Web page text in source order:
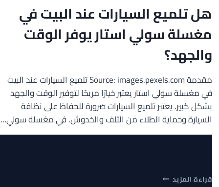
هل تلميع السيارات عند البيت في
مغسلة سولي استار يوفر الوقت
والجهد؟
مقدمة Source: images.pexels.com تلميع السيارات عند البيت
في مغسلة سولي استار يعتبر خيارًا مريحًا لتوفير الوقت والجهد
بشكل كبير. يعتبر تلميع السيارات ضرورة للحفاظ على نظافة
السيارة وحماية الطلاء من التلف والخدوش. في مغسلة سولي…
قراءة المزيدهل